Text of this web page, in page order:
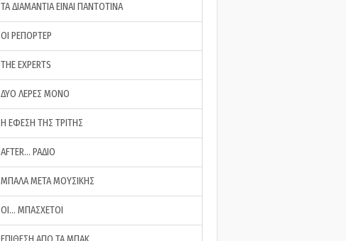
ΤΑ ΔΙΑΜΑΝΤΙΑ ΕΙΝΑΙ ΠΑΝΤΟΤΙΝΑ
ΟΙ ΡΕΠΟΡΤΕΡ
THE EXPERTS
ΔΥΟ ΛΕΡΕΣ ΜΟΝΟ
Η ΕΦΕΣΗ ΤΗΣ ΤΡΙΤΗΣ
AFTER… ΡΑΔΙΟ
ΜΠΑΛΑ ΜΕΤΑ ΜΟΥΣΙΚΗΣ
ΟΙ… ΜΠΑΣΧΕΤΟΙ